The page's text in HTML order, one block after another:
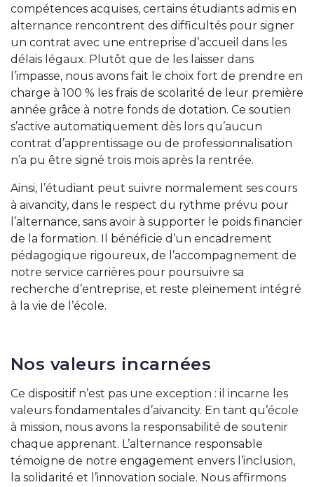
compétences acquises, certains étudiants admis en
alternance rencontrent des difficultés pour signer
un contrat avec une entreprise d’accueil dans les
délais légaux. Plutôt que de les laisser dans
l’impasse, nous avons fait le choix fort de prendre en
charge à 100 % les frais de scolarité de leur première
année grâce à notre fonds de dotation. Ce soutien
s’active automatiquement dès lors qu’aucun
contrat d’apprentissage ou de professionnalisation
n’a pu être signé trois mois après la rentrée.
Ainsi, l’étudiant peut suivre normalement ses cours
à aivancity, dans le respect du rythme prévu pour
l’alternance, sans avoir à supporter le poids financier
de la formation. Il bénéficie d’un encadrement
pédagogique rigoureux, de l’accompagnement de
notre service carrières pour poursuivre sa
recherche d’entreprise, et reste pleinement intégré
à la vie de l’école.
Nos valeurs incarnées
Ce dispositif n’est pas une exception : il incarne les
valeurs fondamentales d’aivancity. En tant qu’école
à mission, nous avons la responsabilité de soutenir
chaque apprenant. L’alternance responsable
témoigne de notre engagement envers l’inclusion,
la solidarité et l’innovation sociale. Nous affirmons